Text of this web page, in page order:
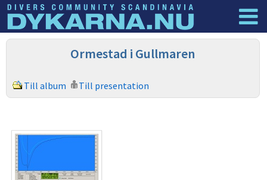
Dyknyheter Ormestad i Gullmaren
Till album Till presentation